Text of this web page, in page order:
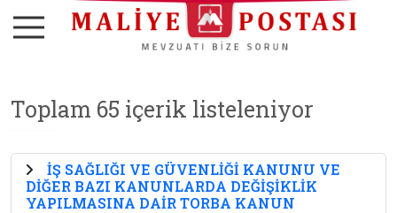
Toplam 65 içerik listeleniyor
İŞ SAĞLIĞI VE GÜVENLİĞİ KANUNU VE
DİĞER BAZI KANUNLARDA DEĞİŞİKLİK
YAPILMASINA DAİR TORBA KANUN